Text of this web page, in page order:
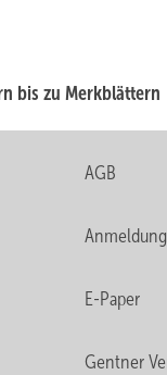
bis zu Merkblättern
AGB
E-Paper
Gentner